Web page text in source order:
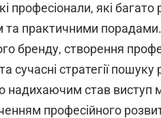
професіонали, які
та практичними
бренду, створення
сучасні стратегії пошуку
надихаючим став виступ
професійного